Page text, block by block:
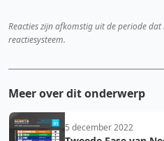
Reacties zijn afkomstig uit de periode
reactiesysteem.
Meer over dit onderwerp
5 december 2022